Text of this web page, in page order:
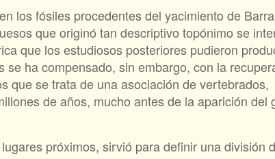
los fósiles procedentes del yacimiento de
que originó tan descriptivo topónimo se
que los estudiosos posteriores pudieron
ha compensado, sin embargo, con la
que se trata de una asociación de vertebrados,
de años, mucho antes de la aparición del
próximos, sirvió para definir una división